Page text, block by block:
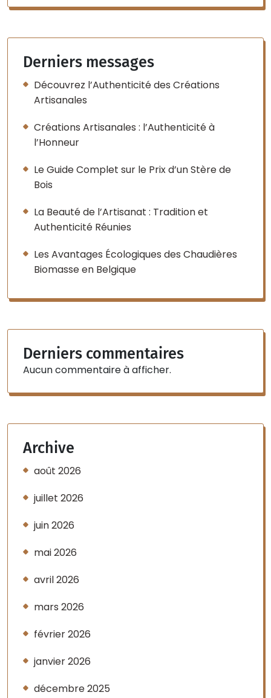
Derniers messages
Découvrez l’Authenticité des Créations
Artisanales
Créations Artisanales : l’Authenticité à
l’Honneur
Le Guide Complet sur le Prix d’un Stère de
Bois
La Beauté de l’Artisanat : Tradition et
Authenticité Réunies
Les Avantages Écologiques des Chaudières
Biomasse en Belgique
Derniers commentaires
Aucun commentaire à afficher.
Archive
août 2026
juillet 2026
juin 2026
mai 2026
avril 2026
mars 2026
février 2026
janvier 2026
décembre 2025